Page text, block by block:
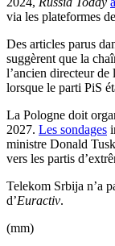
via les plateformes
Des articles parus
suggèrent que la
l’ancien directeur de
lorsque le parti PiS
La Pologne doit
2027. Les sondages
ministre Donald
vers les partis
Telekom Srbija n’a
d’Euractiv.
(mm)